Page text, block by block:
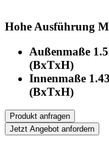
Hohe Ausführung
Außenmaße
(BxTxH)
Innenmaße
(BxTxH)
Produkt anfragen
Jetzt Angebot anfordern